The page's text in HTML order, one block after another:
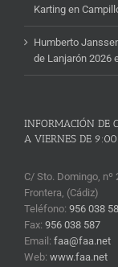
Karting en
Humberto
de Lanjarón 2026
INFORMACIÓN DE
A VIERNES DE
C/ Sto. Domingo, nº
Frontera, (Cádiz)
Teléfono: 956 038
Fax: 956 038 587
Email: faa@faa.net
Web: www.faa.net